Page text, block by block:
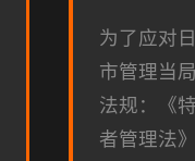
为了应对
市管理当
法规：《
者管理法